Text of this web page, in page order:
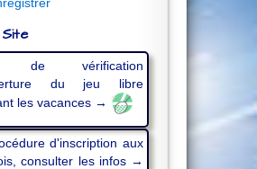
de vérification
du jeu libre
les vacances →
d'inscription aux
consulter les infos →